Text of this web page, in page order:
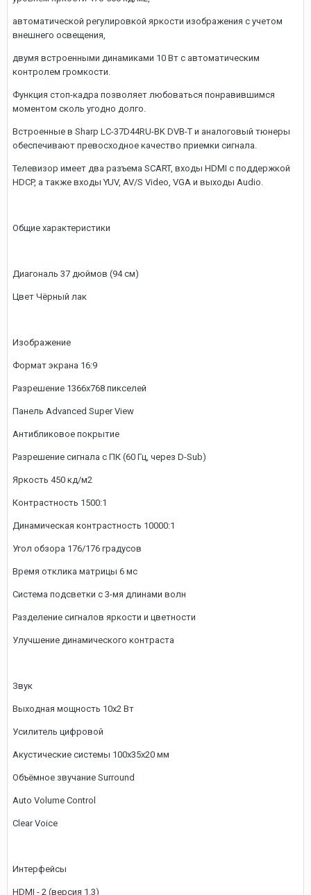
автоматической регулировкой яркости изображения с учетом
внешнего освещения,
двумя встроенными динамиками 10 Вт с автоматическим
контролем громкости.
Функция стоп-кадра позволяет любоваться понравившимся
моментом сколь угодно долго.
Встроенные в Sharp LC-37D44RU-BK DVB-T и аналоговый тюнеры
обеспечивают превосходное качество приемки сигнала.
Телевизор имеет два разъема SCART, входы HDMI с поддержкой
HDCP, а также входы YUV, AV/S Video, VGA и выходы Audio.
Общие характеристики
Диагональ 37 дюймов (94 см)
Цвет Чёрный лак
Изображение
Формат экрана 16:9
Разрешение 1366x768 пикселей
Панель Advanced Super View
Антибликовое покрытие
Разрешение сигнала с ПК (60 Гц, через D-Sub)
Яркость 450 кд/м2
Контрастность 1500:1
Динамическая контрастность 10000:1
Угол обзора 176/176 градусов
Время отклика матрицы 6 мс
Система подсветки с 3-мя длинами волн
Разделение сигналов яркости и цветности
Улучшение динамического контраста
Звук
Выходная мощность 10х2 Вт
Усилитель цифровой
Акустические системы 100x35x20 мм
Объёмное звучание Surround
Auto Volume Control
Clear Voice
Интерфейсы
HDMI - 2 (версия 1.3)